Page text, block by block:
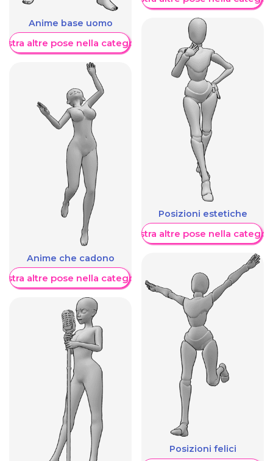
Anime base uomo
altre pose nella categoria
Anime che cadono
altre pose nella categoria
Posizioni estetiche
Mostra altre pose nella
Posizioni felici